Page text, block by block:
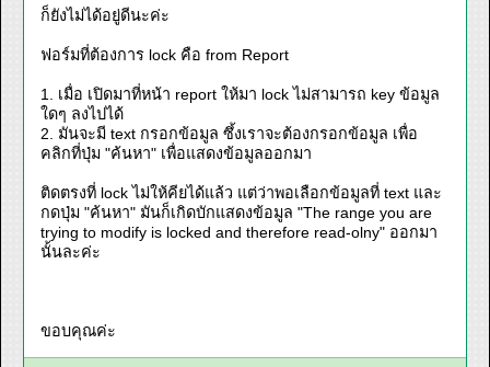
ก็ยังไม่ได้อยู่ดีนะค่ะ
ฟอร์มที่ต้องการ lock คือ from Report
1. เมื่อ เปิดมาที่หน้า report ให้มา lock ไม่สามารถ key ข้อมูล
ใดๆ ลงไปได้
2. มันจะมี text กรอกข้อมูล ซึ้งเราจะต้องกรอกข้อมูล เพื่อ
คลิกที่ปุ่ม "ค้นหา" เพื่อแสดงข้อมูลออกมา
ติดตรงที่ lock ไม่ให้คียได้แล้ว แต่ว่าพอเลือกข้อมูลที่ text และ
กดปุ่ม "ค้นหา" มันก็เกิดบักแสดงข้อมูล "The range you are
trying to modify is locked and therefore read-olny" ออกมา
นั้นละค่ะ
ขอบคุณค่ะ